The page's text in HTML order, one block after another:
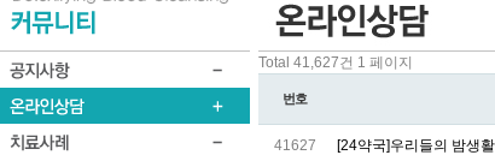
Total 41,627건 1 페이지
번호
41627 [24약국]우리들의 밤생